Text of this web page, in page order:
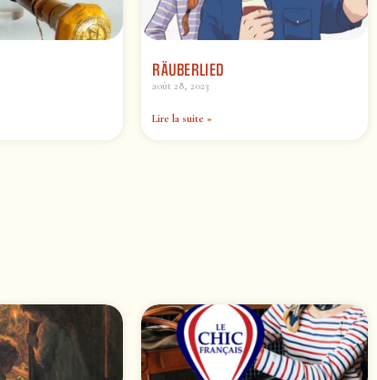
RÄUBERLIED
août 28, 2023
Lire la suite »